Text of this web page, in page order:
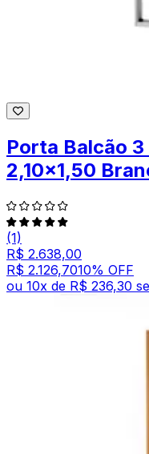
Porta Balcão
2,10x1,50
(1)
R$ 2.638,00
R$ 2.126,7010% OFF
ou 10x de R$ 236,30